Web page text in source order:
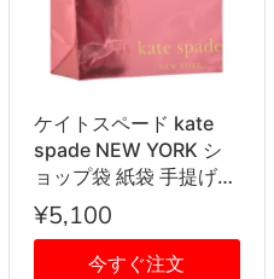
ケイトスペード kate
spade NEW YORK シ
ョップ袋 紙袋 手提げ
ブランド ショッパー S
サイズ 単品
¥5,100
今すぐ注文